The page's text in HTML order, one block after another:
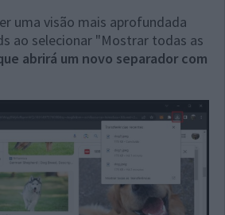
uma visão mais aprofundada
ao selecionar "Mostrar todas as
abrirá um novo separador com